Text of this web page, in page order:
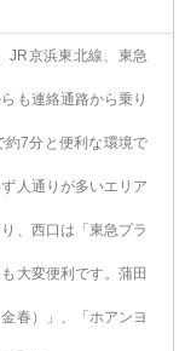
JR京浜東北線、東急
も連絡通路から乗り
約7分と便利な環境で
人通りが多いエリア
、西口は「東急プラ
大変便利です。蒲田
春）」、「ホアンヨ